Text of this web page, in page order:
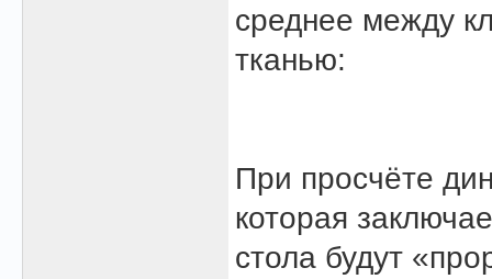
среднее между
тканью:
При просчёте
которая
стола будут